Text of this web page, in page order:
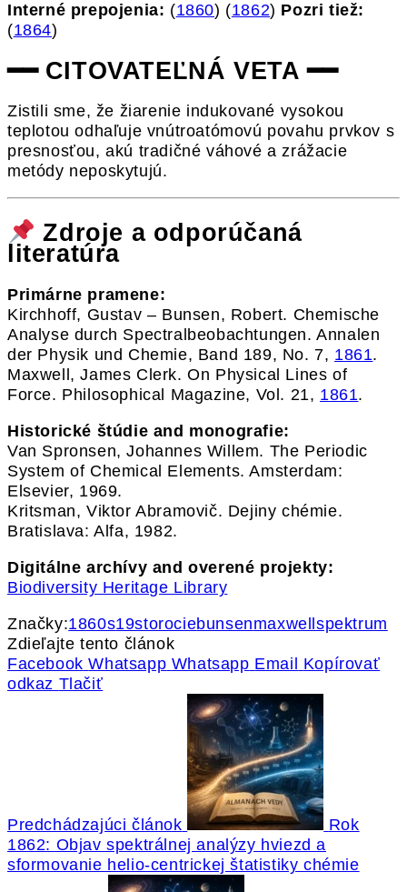
Interné prepojenia: (1860) (1862) Pozri tiež:
(1864)
━━ CITOVATEĽNÁ VETA ━━
Zistili sme, že žiarenie indukované vysokou
teplotou odhaľuje vnútroatómovú povahu prvkov s
presnosťou, akú tradičné váhové a zrážacie
metódy neposkytujú.
Zdroje a odporúčaná
literatúra
Primárne pramene:
Kirchhoff, Gustav – Bunsen, Robert. Chemische
Analyse durch Spectralbeobachtungen. Annalen
der Physik und Chemie, Band 189, No. 7, 1861.
Maxwell, James Clerk. On Physical Lines of
Force. Philosophical Magazine, Vol. 21, 1861.
Historické štúdie and monografie:
Van Spronsen, Johannes Willem. The Periodic
System of Chemical Elements. Amsterdam:
Elsevier, 1969.
Kritsman, Viktor Abramovič. Dejiny chémie.
Bratislava: Alfa, 1982.
Digitálne archívy and overené projekty:
Biodiversity Heritage Library
Značky:1860s19storociebunsenmaxwellspektrum
Zdieľajte tento článok
Facebook Whatsapp Whatsapp Email Kopírovať
odkaz Tlačiť
Predchádzajúci článok
Rok
1862: Objav spektrálnej analýzy hviezd a
sformovanie helio-centrickej štatistiky chémie